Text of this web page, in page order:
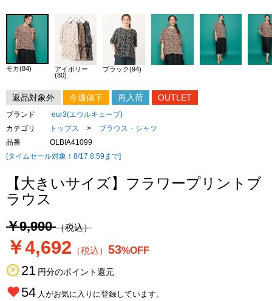
モカ(84)
アイボリー
(80)
ブラック(94)
返品対象外 今週値下 再入荷 OUTLET
ブランド
eur3(エウルキューブ)
カテゴリ
トップス >
ブラウス・シャツ
品番
OLBIA41099
[タイムセール対象！8/17 8:59まで]
【大きいサイズ】フラワープリントブ
ラウス
￥9,990（税込）
￥4,692 （税込） 53%OFF
21 円分のポイント還元
54 人がお気に入りに登録しています。